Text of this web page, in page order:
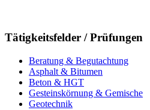
Tätigkeitsfelder / Prüfungen
Beratung & Begutachtung
Asphalt & Bitumen
Beton & HGT
Gesteinskörnung & Gemische
Geotechnik